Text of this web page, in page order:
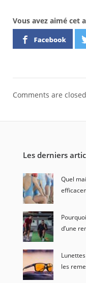
Vous avez aimé cet
Comments are
Les derniers
Quel
d’une
les